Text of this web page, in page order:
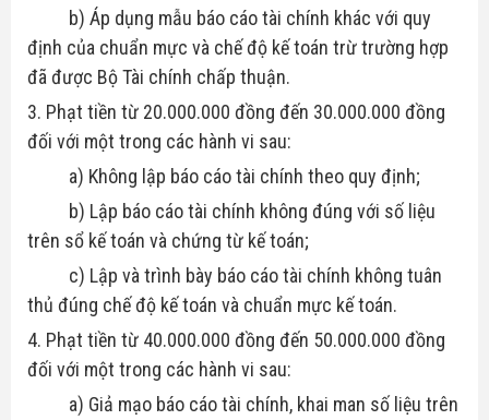
b) Áp dụng mẫu báo cáo tài chính khác với quy
định của chuẩn mực và chế độ kế toán trừ trường hợp
đã được Bộ Tài chính chấp thuận.
3. Phạt tiền từ 20.000.000 đồng đến 30.000.000 đồng
đối với một trong các hành vi sau:
a) Không lập báo cáo tài chính theo quy định;
b) Lập báo cáo tài chính không đúng với số liệu
trên sổ kế toán và chứng từ kế toán;
c) Lập và trình bày báo cáo tài chính không tuân
thủ đúng chế độ kế toán và chuẩn mực kế toán.
4. Phạt tiền từ 40.000.000 đồng đến 50.000.000 đồng
đối với một trong các hành vi sau:
a) Giả mạo báo cáo tài chính, khai man số liệu trên